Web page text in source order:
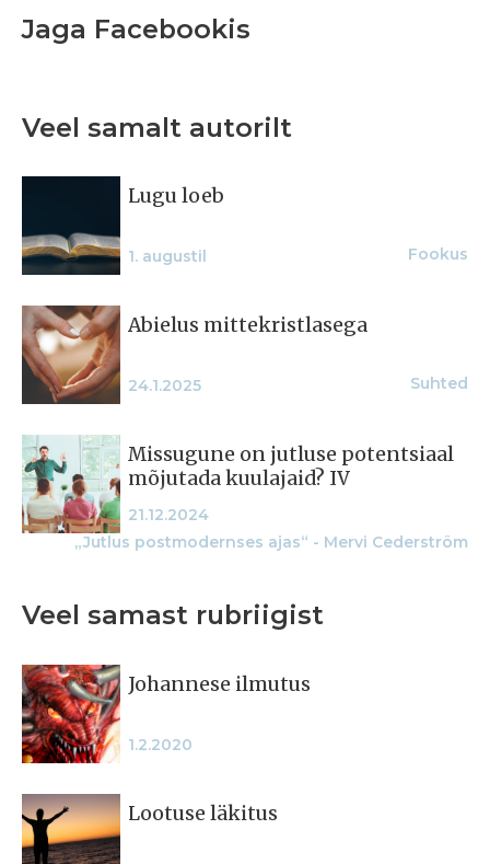
Jaga Facebookis
Veel samalt autorilt
Lugu loeb
1. augustil Fookus
Abielus mitte­kristlasega
24.1.2025 Suhted
Missugune on jutluse potentsiaal
mõjutada kuulajaid? IV
21.12.2024
„Jutlus postmodernses ajas“ - Mervi Cederström
Veel samast rubriigist
Johannese ilmutus
1.2.2020
Lootuse läkitus